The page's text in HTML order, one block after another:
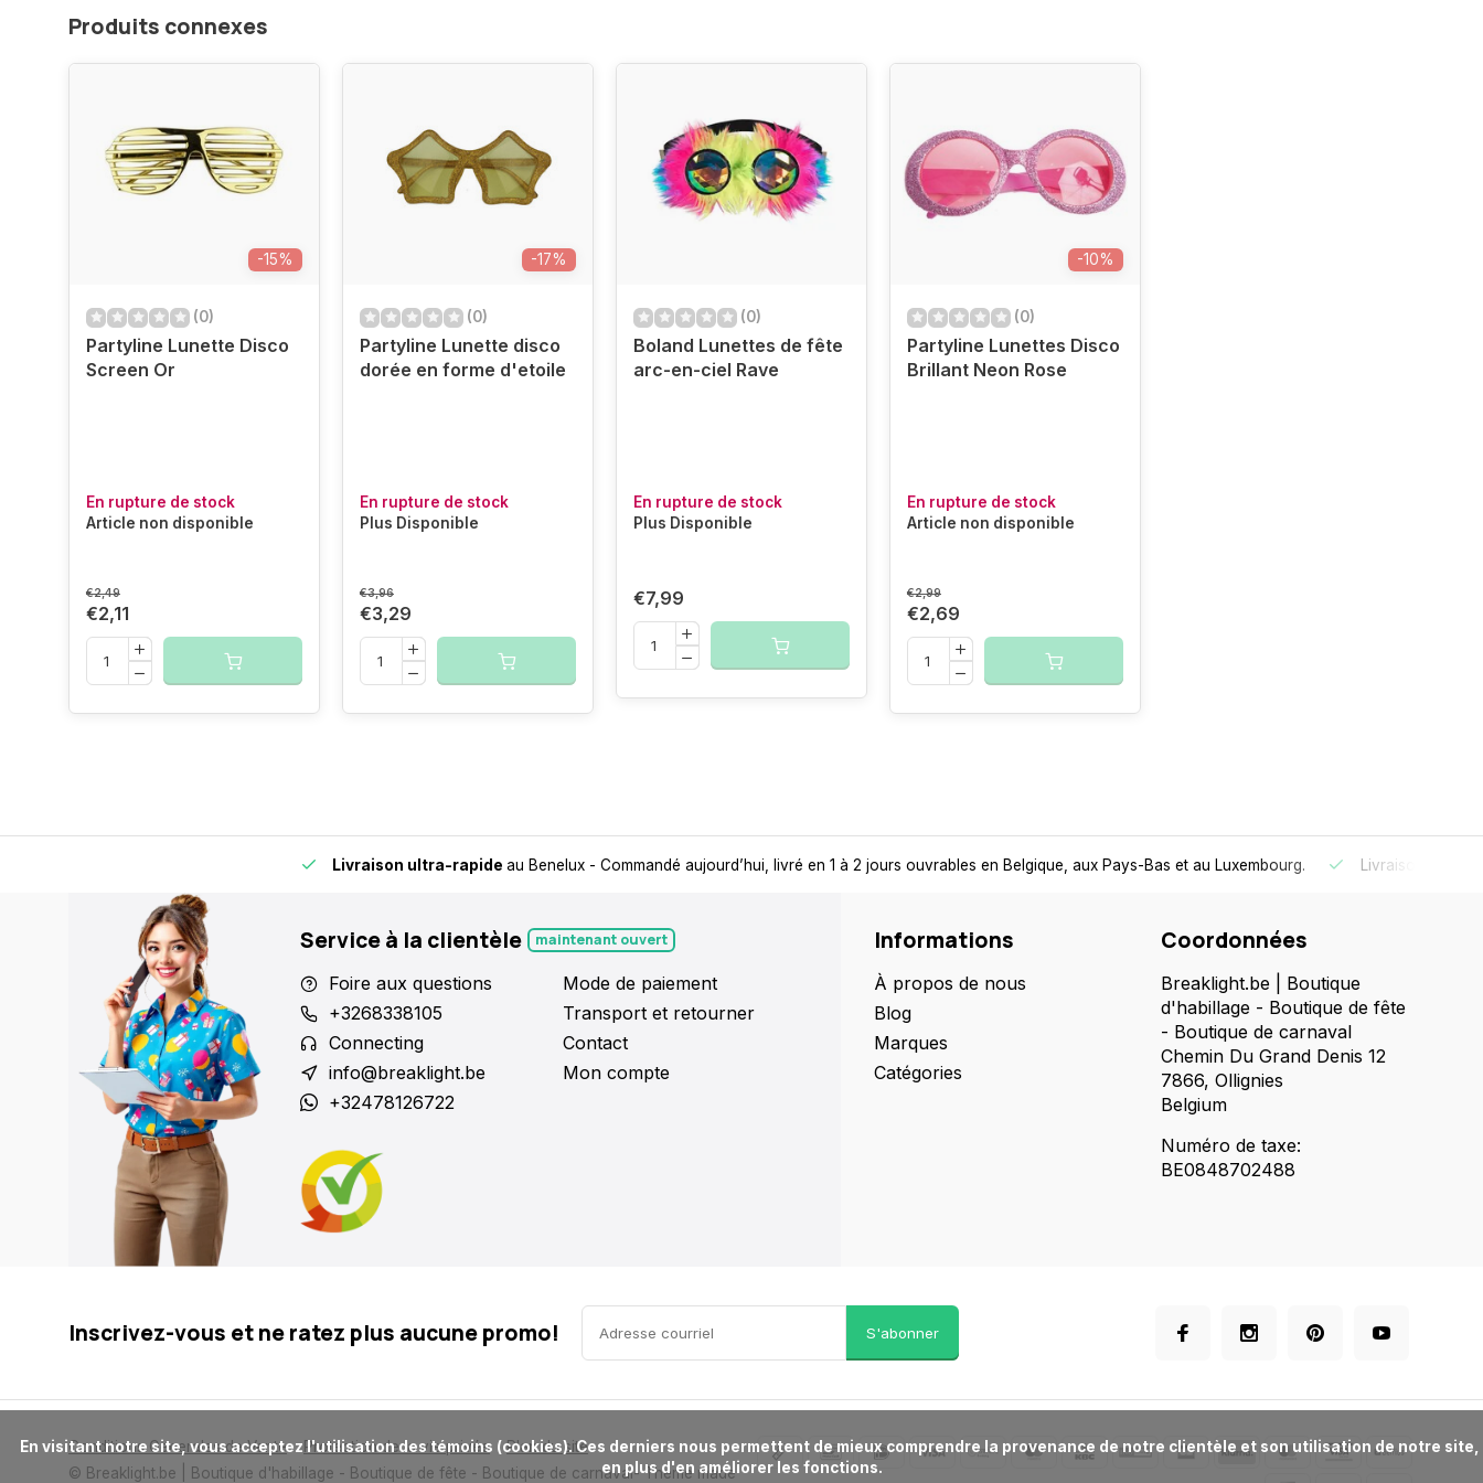
Produits connexes
-15%
(0)
Partyline Lunette Disco
Screen Or
En rupture de stock
Article non disponible
€2,49
€2,11
-17%
(0)
Partyline Lunette disco
dorée en forme d'etoile
En rupture de stock
Plus Disponible
€3,96
€3,29
(0)
Boland Lunettes de fête
arc-en-ciel Rave
En rupture de stock
Plus Disponible
€7,99
-10%
(0)
Partyline Lunettes Disco
Brillant Neon Rose
En rupture de stock
Article non disponible
€2,99
€2,69
Plus de 15 000 points de retrait - Toujours un point de retrait près de chez vous, pour plus de flexibilité et de confort. Livraison ultra-rapideau Benelux
Service à la clientèle maintenant ouvert
Foire aux questions
+3268338105
Connecting
info@breaklight.be
+32478126722
Mode de paiement
Transport et retourner
Contact
Mon compte
Informations
À propos de nous
Blog
Marques
Catégories
Coordonnées
Breaklight.be | Boutique
d'habillage - Boutique de fête
- Boutique de carnaval
Chemin Du Grand Denis 12
7866, Ollignies
Belgium
Numéro de taxe:
BE0848702488
Inscrivez-vous et ne ratez plus aucune promo! S'abonner
Conditions Generales de Vente Protection de la vie privée
Plan du site
© Breaklight.be | Boutique d'habillage - Boutique de fête - Boutique de carnaval- Theme made
en plus d'en améliorer les fonctions.